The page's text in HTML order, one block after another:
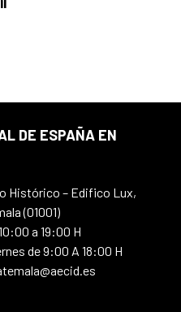
DE ESPAÑA EN
Histórico – Edifico Lux,
(01001)
a 19:00 H
de 9:00 A 18:00 H